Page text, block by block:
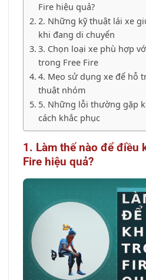
Fire hiệu quả?
2. Những kỹ thuật lái xe
khi đang di chuyển
3. Chọn loại xe phù hợp
trong Free Fire
4. Mẹo sử dụng xe để hỗ
thuật nhóm
5. Những lỗi thường gặp
cách khắc phục
1. Làm thế nào để điều
Fire hiệu quả?